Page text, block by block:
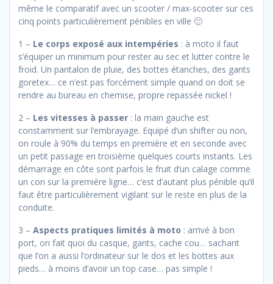
même le comparatif avec un scooter / max-scooter sur ces
cinq points particulièrement pénibles en ville 🙁
1 – Le corps exposé aux intempéries : à moto il faut
s’équiper un minimum pour rester au sec et lutter contre le
froid. Un pantalon de pluie, des bottes étanches, des gants
goretex… ce n’est pas forcément simple quand on doit se
rendre au bureau en chemise, propre repassée nickel !
2 – Les vitesses à passer : la main gauche est
constamment sur l’embrayage. Equipé d’un shifter ou non,
on roule à 90% du temps en première et en seconde avec
un petit passage en troisième quelques courts instants. Les
démarrage en côte sont parfois le fruit d’un calage comme
un con sur la première ligne… c’est d’autant plus pénible qu’il
faut être particulièrement vigilant sur le reste en plus de la
conduite.
3 – Aspects pratiques limités à moto : arrivé à bon
port, on fait quoi du casque, gants, cache cou… sachant
que l’on a aussi l’ordinateur sur le dos et les bottes aux
pieds… à moins d’avoir un top case… pas simple !